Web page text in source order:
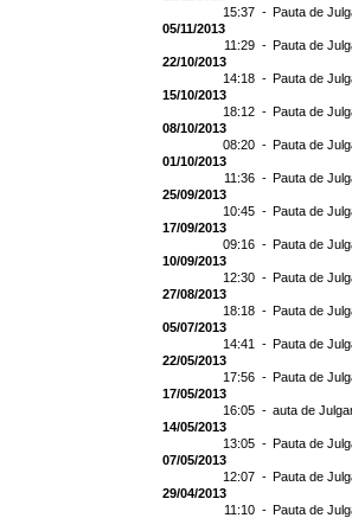
15:37 - Pauta de
05/11/2013
11:29 - Pauta de
22/10/2013
14:18 - Pauta de
15/10/2013
18:12 - Pauta de
08/10/2013
08:20 - Pauta de
01/10/2013
11:36 - Pauta de
25/09/2013
10:45 - Pauta de
17/09/2013
09:16 - Pauta de
10/09/2013
12:30 - Pauta de
27/08/2013
18:18 - Pauta de
05/07/2013
14:41 - Pauta de
22/05/2013
17:56 - Pauta de
17/05/2013
16:05 - auta de
14/05/2013
13:05 - Pauta de
07/05/2013
12:07 - Pauta de
29/04/2013
11:10 - Pauta de